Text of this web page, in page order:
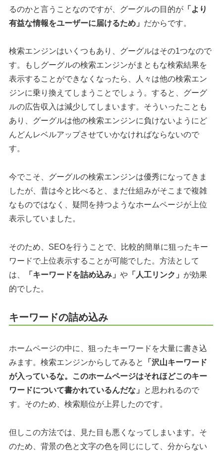
るのかと言うことなのですが、グーグルの目的が 「より
有益な情報をユーザーに届けるため」 だからです。
検索エンジンはいくつもあり、グーグルはその1つなので
す。もしグーグルの検索エンジンがまともな検索結果を
表示することができなくなったら、人々は他の検索エン
ジンに乗り換えてしまうことでしょう。すると、グーグ
ルの広告収入は減少してしまいます。そういったことも
あり、グーグルは他の検索エンジンに負けないようにど
んどんレベルアップさせていかなければならないので
す。
今でこそ、グーグルの検索エンジンは優秀になってきま
したが、昔は今と比べると、まだ仕組みがそこまで複雑
なものではなく、疑問を持つようなホームページが上位
表示していました。
そのため、SEOを行うことで、比較的簡単に狙ったキー
ワードで上位表示することが可能でした。方法として
は、
「キーワードを詰め込み」や 「人工リンク」 が効果
的でした。
キーワードの詰め込み
ホームページの中に、狙ったキーワードを大量に書き込
みます。検索エンジンからしてみると
「沢山キーワード
が入っているな。このホームページはそれほどこのキー
ワードについて書かれているんだな」
と思われるので
す。そのため、検索順位が上昇したのです。
但しこの方法では、見た目も悪くなってしまいます。そ
のため、背景の色と文字の色を同じにして、分からない